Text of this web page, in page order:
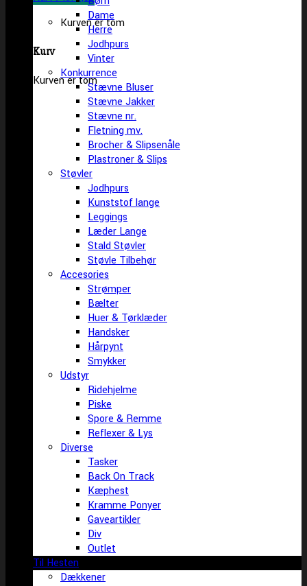
Kurven er tom
Kurv
Kurven er tom
Dame
Herre
Jodhpurs
Vinter
Konkurrence
Stævne Bluser
Stævne Jakker
Stævne nr.
Fletning mv.
Brocher & Slipsenåle
Plastroner & Slips
Støvler
Jodhpurs
Kunststof lange
Leggings
Læder Lange
Stald Støvler
Støvle Tilbehør
Accesories
Strømper
Bælter
Huer & Tørklæder
Handsker
Hårpynt
Smykker
Udstyr
Ridehjelme
Piske
Spore & Remme
Reflexer & Lys
Diverse
Tasker
Back On Track
Kæphest
Kramme Ponyer
Gaveartikler
Div
Outlet
Til Hesten
Dækkener